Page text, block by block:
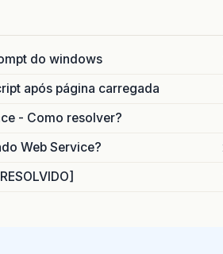
do windows
após página carregada
- Como resolver?
Web Service?